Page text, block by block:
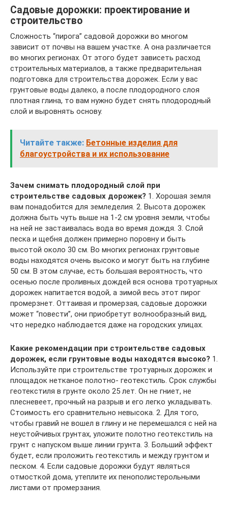
Садовые дорожки: проектирование и
строительство
Сложность “пирога” садовой дорожки во многом
зависит от почвы на вашем участке. А она различается
во многих регионах. От этого будет зависеть расход
строительных материалов, а также предварительная
подготовка для строительства дорожек. Если у вас
грунтовые воды далеко, а после плодородного слоя
плотная глина, то вам нужно будет снять плодородный
слой и выровнять основу.
Читайте также: Бетонные изделия для
благоустройства и их использование
Зачем снимать плодородный слой при
строительстве садовых дорожек? 1. Хорошая земля
вам понадобится для земледелия. 2. Высота дорожек
должна быть чуть выше на 1-2 см уровня земли, чтобы
на ней не застаивалась вода во время дождя. 3. Слой
песка и щебня должен примерно поровну и быть
высотой около 30 см. Во многих регионах грунтовые
воды находятся очень высоко и могут быть на глубине
50 см. В этом случае, есть большая вероятность, что
осенью после проливных дождей вся основа тротуарных
дорожек напитается водой, а зимой весь этот пирог
промерзнет. Оттаивая и промерзая, садовые дорожки
может “повести”, они приобретут волнообразный вид,
что нередко наблюдается даже на городских улицах.
Какие рекомендации при строительстве садовых
дорожек, если грунтовые воды находятся высоко? 1.
Используйте при строительстве тротуарных дорожек и
площадок нетканое полотно- геотекстиль. Срок службы
геотекстиля в грунте около 25 лет. Он не гниет, не
плесневеет, прочный на разрыв и его легко укладывать.
Стоимость его сравнительно невысока. 2. Для того,
чтобы гравий не вошел в глину и не перемешался с ней на
неустойчивых грунтах, уложите полотно геотекстиль на
грунт с напуском выше линии грунта. 3. Больший эффект
будет, если проложить геотекстиль и между грунтом и
песком. 4. Если садовые дорожки будут являться
отмосткой дома, утеплите их пенополистерольными
листами от промерзания.